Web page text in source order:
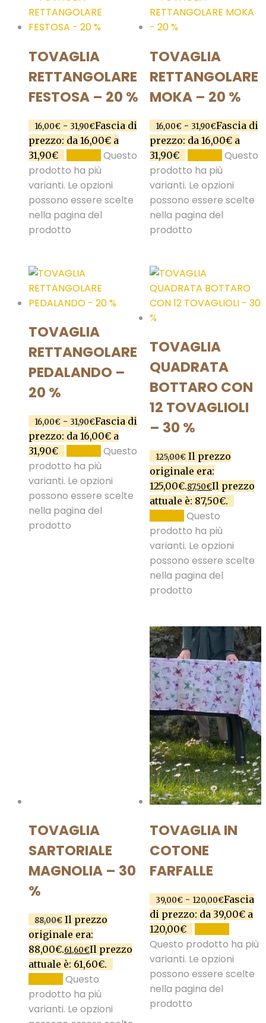
TOVAGLIA
RETTANGOLARE
FESTOSA – 20 %
16,00€ - 31,90€Fascia di
prezzo: da 16,00€ a
31,90€
Questo
prodotto ha più
varianti. Le opzioni
possono essere scelte
nella pagina del
prodotto
TOVAGLIA
RETTANGOLARE
MOKA – 20 %
16,00€ - 31,90€Fascia di
prezzo: da 16,00€ a
31,90€
Questo
prodotto ha più
varianti. Le opzioni
possono essere scelte
nella pagina del
prodotto
TOVAGLIA
RETTANGOLARE
PEDALANDO –
20 %
16,00€ - 31,90€Fascia di
prezzo: da 16,00€ a
31,90€
Questo
prodotto ha più
varianti. Le opzioni
possono essere scelte
nella pagina del
prodotto
TOVAGLIA
QUADRATA
BOTTARO CON
12 TOVAGLIOLI
– 30 %
125,00€ Il prezzo
originale era:
125,00€.87,50€Il prezzo
attuale è: 87,50€.
Questo
prodotto ha più
varianti. Le opzioni
possono essere scelte
nella pagina del
prodotto
TOVAGLIA
SARTORIALE
MAGNOLIA – 30
%
88,00€ Il prezzo
originale era:
88,00€.61,60€Il prezzo
attuale è: 61,60€.
Questo
prodotto ha più
varianti. Le opzioni
TOVAGLIA IN
COTONE
FARFALLE
39,00€ - 120,00€Fascia
di prezzo: da 39,00€ a
120,00€
Questo prodotto ha più
varianti. Le opzioni
possono essere scelte
nella pagina del
prodotto